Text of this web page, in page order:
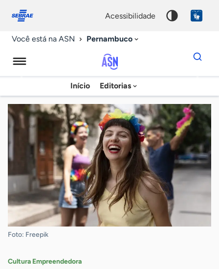
conosco
acessibilidade
Você está na ASN Pernambuco
Agência
Sebrae
de
Notícias
Início Editorias
Dados
para
chave
Foto: Freepik
Cultura Empreendedora